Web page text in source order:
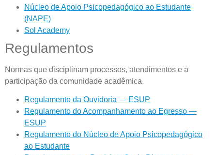
Núcleo de Apoio Psicopedagógico ao Estudante
(NAPE)
Sol Academy
Regulamentos
Normas que disciplinam processos, atendimentos e a
participação da comunidade acadêmica.
Regulamento da Ouvidoria — ESUP
Regulamento do Acompanhamento ao Egresso —
ESUP
Regulamento do Núcleo de Apoio Psicopedagógico
ao Estudante